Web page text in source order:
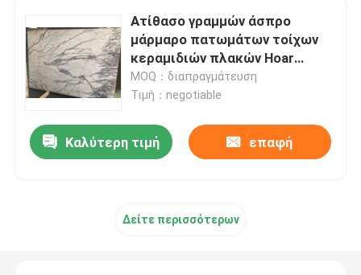
Πέτρινα κεραμίδια γρανίτη
Γυαλισμένος γρανίτης Stone
Φλεμένος γρανίτης Stone
Ατίθασο γραμμών άσπρο
μάρμαρο πατωμάτων τοίχων
κεραμιδιών πλακών Hoar
πέτρινο με την γκρίζα φλέβα
MOQ：διαπραγμάτευση
Τιμή：negotiable
Καλύτερη τιμή επαφή
Δείτε περισσότερων